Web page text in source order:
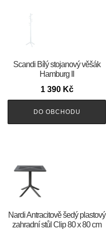
Scandi Bílý stojanový věšák
Hamburg II
1 390 Kč
DO OBCHODU
Nardi Antracitově šedý plastový
zahradní stůl Clip 80 x 80 cm